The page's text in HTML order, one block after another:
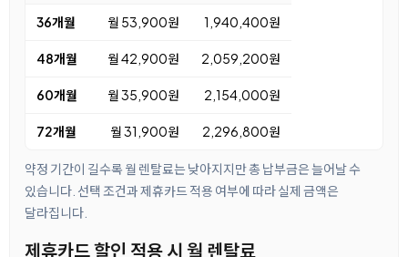
36개월 월 53,900원 1,940,400원
48개월 월 42,900원 2,059,200원
60개월 월 35,900원 2,154,000원
72개월 월 31,900원 2,296,800원
약정 기간이 길수록 월 렌탈료는 낮아지지만 총 납부금은 늘어날 수
있습니다. 선택 조건과 제휴카드 적용 여부에 따라 실제 금액은
달라집니다.
제휴카드 할인 적용 시 월 렌탈료